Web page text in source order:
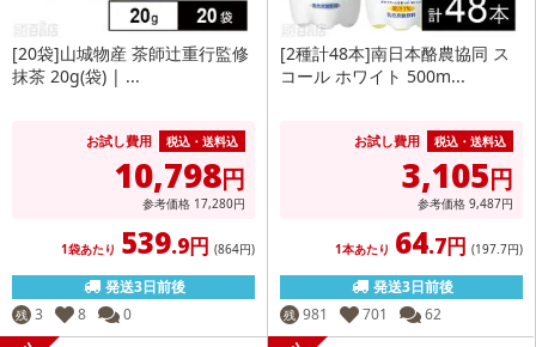
[20袋]山城物産 茶師辻重行監修
抹茶 20g(袋) | ...
お試し費用 税込・送料込
10,798円
参考価格 17,280円
1袋あたり 539.9円 (864円)
発送3日前後
残 3 8 0
[2種計48本]南日本酪農協同 ス
コール ホワイト 500m...
お試し費用 税込・送料込
3,105円
参考価格 9,487円
1本あたり 64.7円 (197.7円)
発送3日前後
残 981 701 62